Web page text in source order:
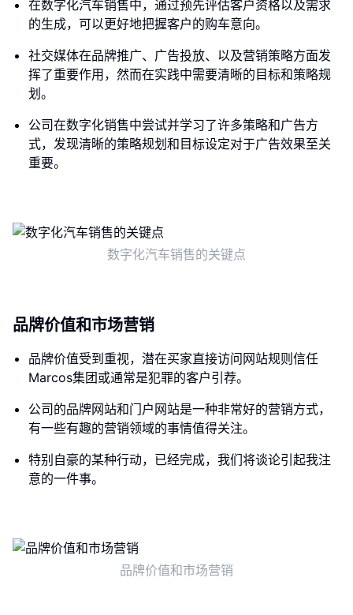
在数字化汽车销售中，通过预先评估客户资格以及需求
的生成，可以更好地把握客户的购车意向。
社交媒体在品牌推广、广告投放、以及营销策略方面发
挥了重要作用，然而在实践中需要清晰的目标和策略规
划。
公司在数字化销售中尝试并学习了许多策略和广告方
式，发现清晰的策略规划和目标设定对于广告效果至关
重要。
数字化汽车销售的关键点
品牌价值和市场营销
品牌价值受到重视，潜在买家直接访问网站规则信任
Marcos集团或通常是犯罪的客户引荐。
公司的品牌网站和门户网站是一种非常好的营销方式，
有一些有趣的营销领域的事情值得关注。
特别自豪的某种行动，已经完成，我们将谈论引起我注
意的一件事。
品牌价值和市场营销